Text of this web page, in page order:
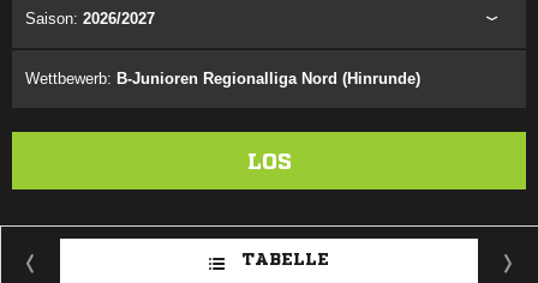
Saison: 2026/2027
Wettbewerb: B-Junioren Regionalliga Nord (Hinrunde)
LOS
TABELLE